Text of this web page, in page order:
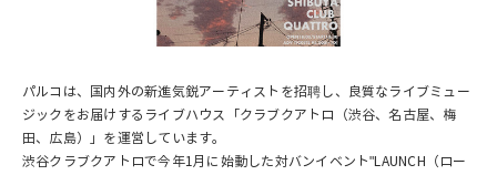
パルコは、国内外の新進気鋭アーティストを招聘し、良質なライブミュー
ジックをお届けするライブハウス「クラブクアトロ（渋谷、名古屋、梅
田、広島）」を運営しています。
渋谷クラブクアトロで今年1月に始動した対バンイベント"LAUNCH（ロー